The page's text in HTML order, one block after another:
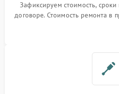
Зафиксируем стоимость,
договоре. Стоимость ремонта в